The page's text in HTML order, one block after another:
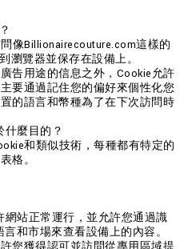
像Billionairecouture.com這樣的
瀏覽器並保存在設備上。
告用途的信息之外，Cookie允許
要通過記住您的偏好來個性化您
的語言和幣種為了在下次訪問時
麼目的？
和類似技術，每種都有特定的
格。
站正常運行，並允許您通過識
和市場來查看設備上的內容。